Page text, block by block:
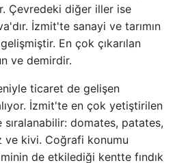
Çevredeki diğer iller ise
İzmit'te sanayi ve tarımın
En çok çıkarılan
ve demirdir.
ticaret de gelişen
İzmit'te en çok yetiştirilen
sıralanabilir: domates, patates,
ve kivi. Coğrafi konumu
de etkilediği kentte fındık